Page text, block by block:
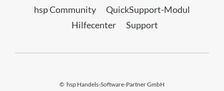
© hsp Handels-Software-Partner GmbH
hsp Community
QuickSupport-Modul
Hilfecenter
Support